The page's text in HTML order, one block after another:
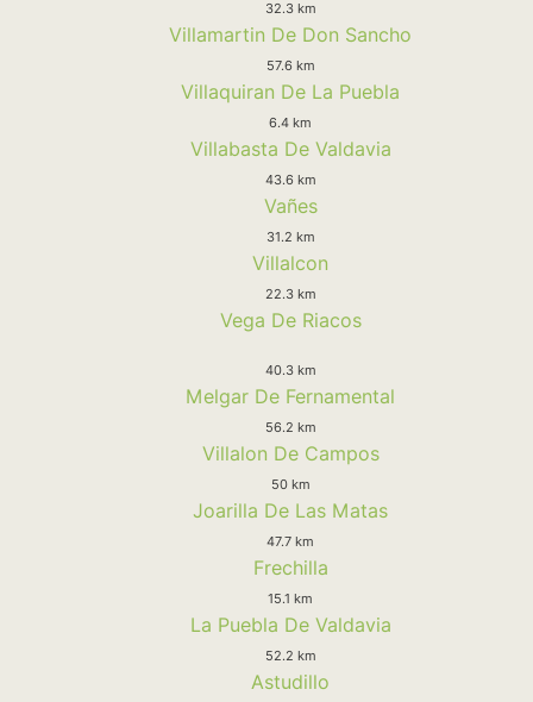
32.3 km
Villamartin De Don Sancho
57.6 km
Villaquiran De La Puebla
6.4 km
Villabasta De Valdavia
43.6 km
Vañes
31.2 km
Villalcon
22.3 km
Vega De Riacos
40.3 km
Melgar De Fernamental
56.2 km
Villalon De Campos
50 km
Joarilla De Las Matas
47.7 km
Frechilla
15.1 km
La Puebla De Valdavia
52.2 km
Astudillo